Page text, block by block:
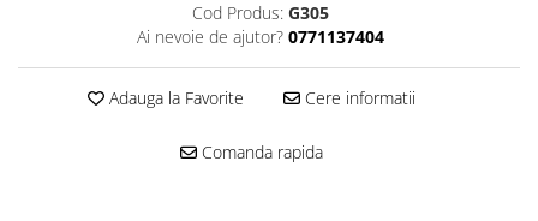
Cod Produs: G305
Ai nevoie de ajutor? 0771137404
Adauga la Favorite Cere informatii
Comanda rapida